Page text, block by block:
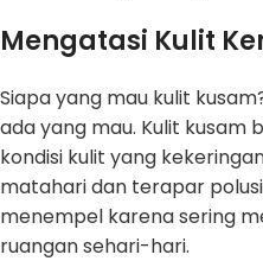
Mengatasi Kulit
Siapa yang mau kulit
ada yang mau. Kulit kusam
kondisi kulit yang
matahari dan terapar
menempel karena sering
ruangan sehari-hari.